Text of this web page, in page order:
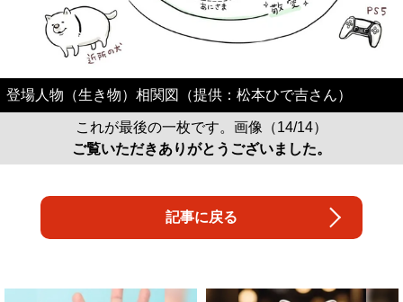
登場人物（生き物）相関図（提供：松本ひで吉さん）
これが最後の一枚です。画像（14/14）
ご覧いただきありがとうございました。
記事に戻る